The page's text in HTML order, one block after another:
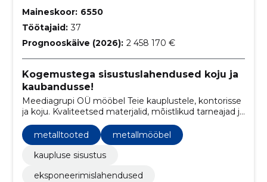
Maineskoor: 6550
Töötajaid: 37
Prognooskäive (2026): 2 458 170 €
Kogemustega sisustuslahendused koju ja
kaubandusse!
Meediagrupi OÜ mööbel Teie kauplustele, kontorisse
ja koju. Kvaliteetsed materjalid, mõistlikud tarneajad ja
asjatundlik meeskond.
metalltooted
metallmööbel
kaupluse sisustus
eksponeerimislahendused